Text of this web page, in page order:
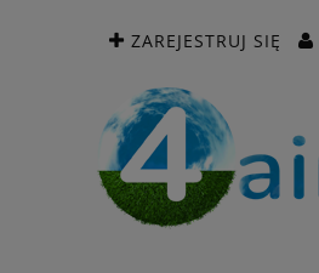
ZAREJESTRUJ SIĘ